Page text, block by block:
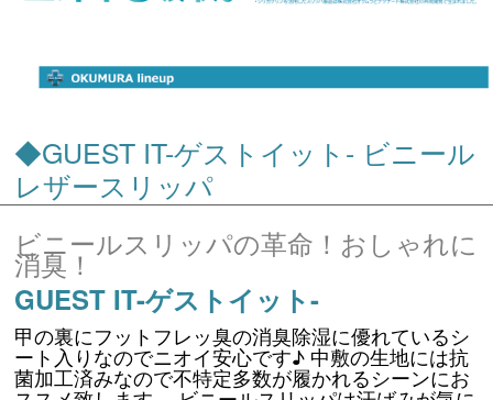
◆GUEST IT-ゲストイット- ビニール
レザースリッパ
ビニールスリッパの革命！おしゃれに
消臭！
GUEST IT-ゲストイット-
甲の裏にフットフレッ臭の消臭除湿に優れているシ
ート入りなのでニオイ安心です♪ 中敷の生地には抗
菌加工済みなので不特定多数が履かれるシーンにお